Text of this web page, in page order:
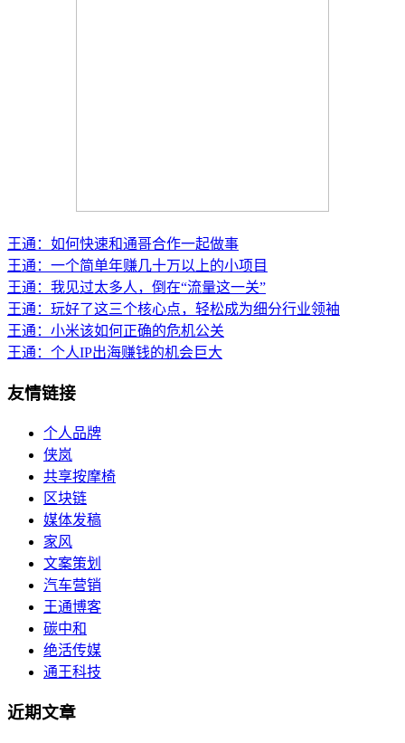
王通：如何快速和通哥合作一起做事
王通：一个简单年赚几十万以上的小项目
王通：我见过太多人，倒在“流量这一关”
王通：玩好了这三个核心点，轻松成为细分行业领袖
王通：小米该如何正确的危机公关
王通：个人IP出海赚钱的机会巨大
友情链接
个人品牌
侠岚
共享按摩椅
区块链
媒体发稿
家风
文案策划
汽车营销
王通博客
碳中和
绝活传媒
通王科技
近期文章